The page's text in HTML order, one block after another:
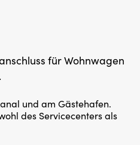
für Wohnwagen
und am Gästehafen.
des Servicecenters als